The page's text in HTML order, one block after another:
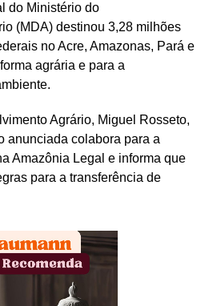
do Ministério do
(MDA) destinou 3,28 milhões
no Acre, Amazonas, Pará e
agrária e para a
Agrário, Miguel Rosseto,
anunciada colabora para a
Amazônia Legal e informa que
para a transferência de